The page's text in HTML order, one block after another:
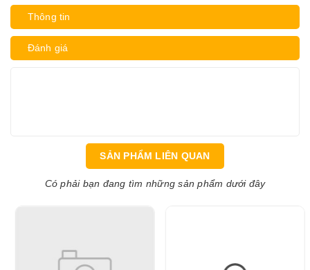
Thông tin
Đánh giá
SẢN PHẨM LIÊN QUAN
Có phải bạn đang tìm những sản phẩm dưới đây